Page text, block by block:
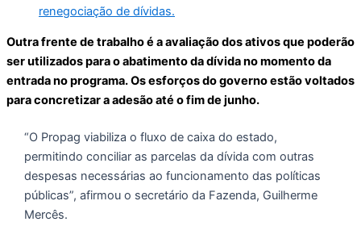
renegociação de dívidas.
Outra frente de trabalho é a avaliação dos ativos que poderão
ser utilizados para o abatimento da dívida no momento da
entrada no programa. Os esforços do governo estão voltados
para concretizar a adesão até o fim de junho.
“O Propag viabiliza o fluxo de caixa do estado,
permitindo conciliar as parcelas da dívida com outras
despesas necessárias ao funcionamento das políticas
públicas”, afirmou o secretário da Fazenda, Guilherme
Mercês.